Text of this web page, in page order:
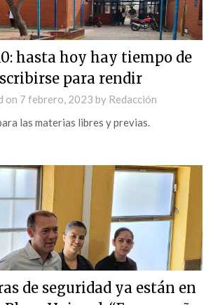
hasta hoy hay tiempo de
para rendir
on 7 febrero, 2023 by Redacción
las materias libres y previas.
de seguridad ya están en